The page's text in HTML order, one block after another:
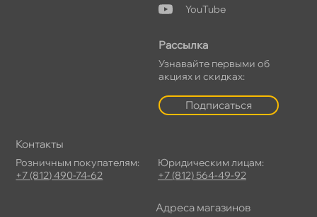
YouTube
Рассылка
Узнавайте первыми о
акциях и скидках:
Подписаться
Контакты
Розничным покупателям:
+7 (812) 490-74-62
Юридическим лицам:
+7 (812) 564-49-92
Адреса магазино